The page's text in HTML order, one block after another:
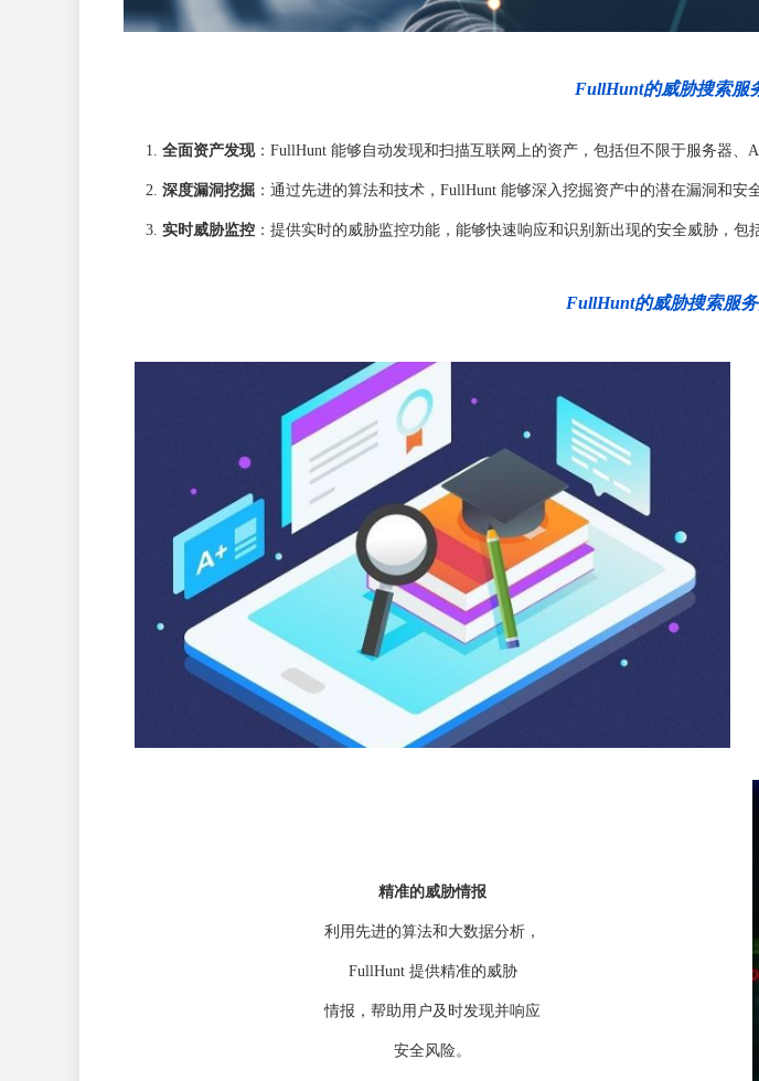
FullHunt的威胁搜索服
全面资产发现：FullHunt 能够自动发现和扫描互联网上的资产，包括但不限于服务器、
深度漏洞挖掘 ：通过先进的算法和技术，FullHunt 能够深入挖掘资产中的潜在漏洞和
实时威胁监控 ：提供实时的威胁监控功能，能够快速响应和识别新出现的安全威胁，包
FullHunt的威胁搜索服
精准的威胁情报
利用先进的算法和大数据分析，
FullHunt 提供精准的威胁
情报，帮助用户及时发现并响应
安全风险。